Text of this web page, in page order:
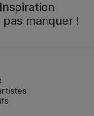
manquer !